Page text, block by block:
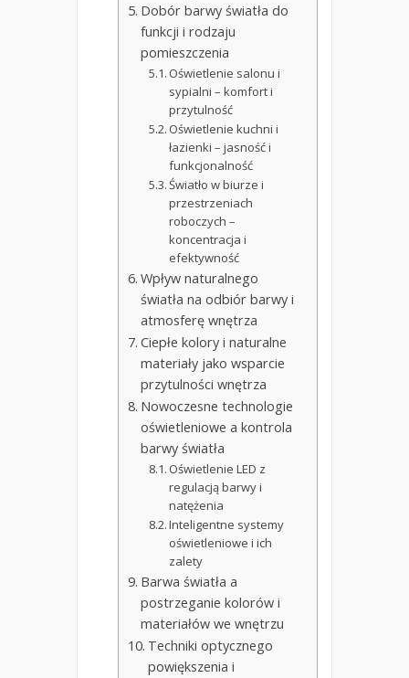
Dobór barwy światła do
funkcji i rodzaju
pomieszczenia
Oświetlenie salonu i
sypialni – komfort i
przytulność
Oświetlenie kuchni i
łazienki – jasność i
funkcjonalność
Światło w biurze i
przestrzeniach
roboczych –
koncentracja i
efektywność
Wpływ naturalnego
światła na odbiór barwy i
atmosferę wnętrza
Ciepłe kolory i naturalne
materiały jako wsparcie
przytulności wnętrza
Nowoczesne technologie
oświetleniowe a kontrola
barwy światła
Oświetlenie LED z
regulacją barwy i
natężenia
Inteligentne systemy
oświetleniowe i ich
zalety
Barwa światła a
postrzeganie kolorów i
materiałów we wnętrzu
Techniki optycznego
powiększenia i